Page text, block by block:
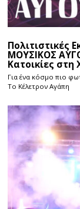
Πολιτιστικές
ΜΟΥΣΙΚΟΣ
Κατοικίες
Για ένα κόσμο πιο
Το Κέλετρον Αγάπη